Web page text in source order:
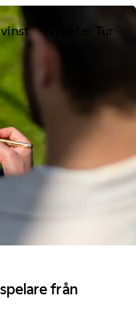
Nyheter Tur
från